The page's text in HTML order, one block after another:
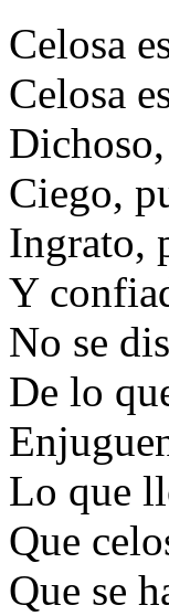
Celosa
Celosa
Ciego,
Ingrato,
Y
No se
De lo
Lo que
Que
Que se